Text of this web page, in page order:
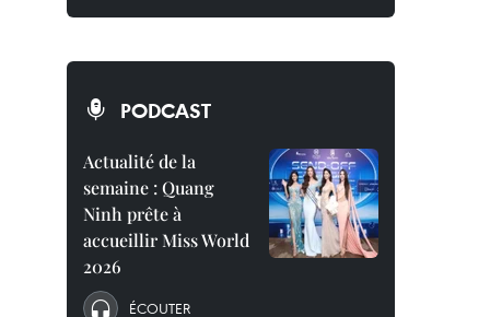
PODCAST
Actualité de la
semaine : Quang
Ninh prête à
accueillir Miss World
2026
ÉCOUTER